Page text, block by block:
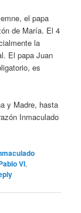
el papa
de María. El 4
la
El papa Juan
es
y Madre, hasta
Inmaculado
VI,